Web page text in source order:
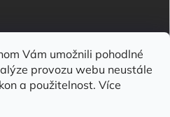
Vám umožnili pohodlné
provozu webu neustále
a použitelnost. Více